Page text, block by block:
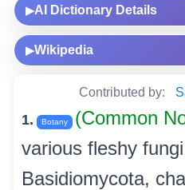
▶AI Dictionary Details
▶Wikipedia
Contributed by:
1. Botany (Common
various fleshy
Basidiomycota,